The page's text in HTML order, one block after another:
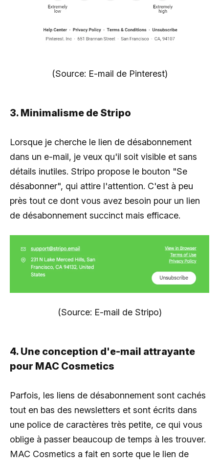
(Source: E-mail de Pinterest)
3. Minimalisme de Stripo
Lorsque je cherche le lien de désabonnement
dans un e-mail, je veux qu'il soit visible et sans
détails inutiles. Stripo propose le bouton "Se
désabonner", qui attire l'attention. C'est à peu
près tout ce dont vous avez besoin pour un lien
de désabonnement succinct mais efficace.
(Source: E-mail de Stripo)
4. Une conception d'e-mail attrayante
pour MAC Cosmetics
Parfois, les liens de désabonnement sont cachés
tout en bas des newsletters et sont écrits dans
une police de caractères très petite, ce qui vous
oblige à passer beaucoup de temps à les trouver.
MAC Cosmetics a fait en sorte que le lien de